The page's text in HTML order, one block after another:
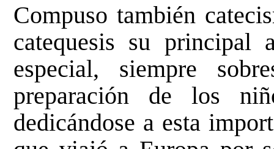
Compuso también
catequesis su principal
especial, siempre
preparación de los
dedicándose a esta